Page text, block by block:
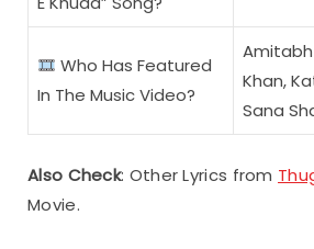
Who Has Featured
In The Music Video?
Khan,
Sana
Also Check: Other Lyrics from
Movie.